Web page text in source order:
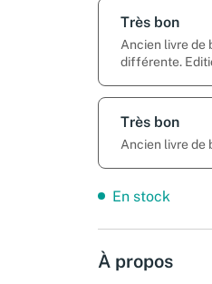
Très bon
Ancien livre de
différente.
Très bon
Ancien livre de
En stock
À propos